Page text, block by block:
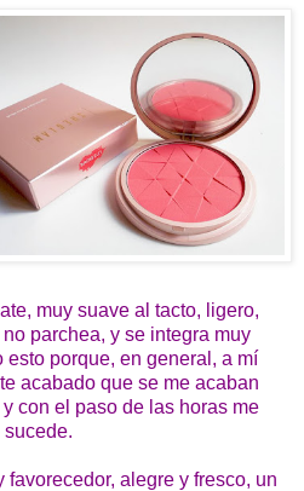
muy suave al tacto, ligero,
parchea, y se integra muy
esto porque, en general, a mí
acabado que se me acaban
con el paso de las horas me
sucede.
alegre y fresco, un